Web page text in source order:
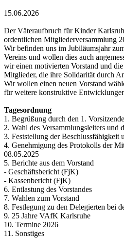
15.06.2026
Der Väteraufbruch für Kinder
ordentlichen Mitgliederversammlung
Wir befinden uns im Jubiläumsjahr
Vereins und wollen dies auch
wir einen motivierten Vorstand und
Mitglieder, die ihre Solidarität durch
Wir wollen einen neuen Vorstand
für weitere konstruktive
Tagesordnung
1. Begrüßung durch den 1.
2. Wahl des Versammlungsleiters und
3. Feststellung der Beschlussfähigkeit
4. Genehmigung des Protokolls der
08.05.2025
5. Berichte aus dem Vorstand
- Geschäftsbericht (FjK)
- Kassenbericht (FjK)
6. Entlastung des Vorstandes
7. Wahlen zum Vorstand
8. Festlegung zu den Delegierten bei
9. 25 Jahre VAfK Karlsruhe
10. Termine 2026
11. Sonstiges